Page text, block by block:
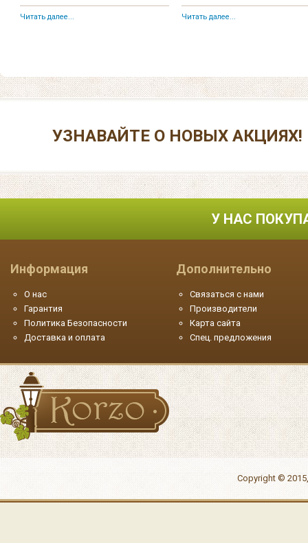
Читать далее... Читать далее...
УЗНАВАЙТЕ О НОВЫХ АКЦИЯХ!
У НАС
Информация
О нас
Гарантия
Политика Безопасности
Доставка и оплата
Дополнительно
Связаться с нами
Производители
Карта сайта
Спец. предложения
Copyright ©